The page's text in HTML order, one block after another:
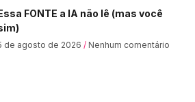
FONTE a IA não lê (mas você
de agosto de 2026 Nenhum comentário